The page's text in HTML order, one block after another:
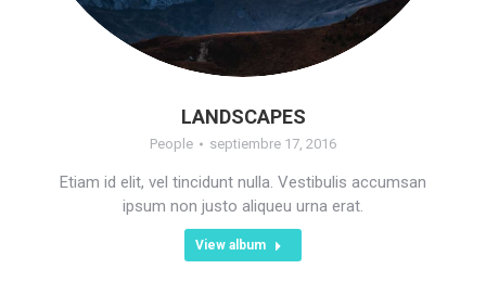
LANDSCAPES
People septiembre 17, 2016
Etiam id elit, vel tincidunt nulla. Vestibulis accumsan
ipsum non justo aliqueu urna erat.
View album